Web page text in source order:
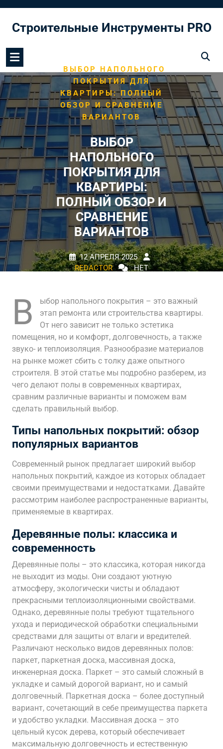
содержимому
Строительные Инструменты PRO
ВЫБОР НАПОЛЬНОГО
ПОКРЫТИЯ ДЛЯ
КВАРТИРЫ: ПОЛНЫЙ
ОБЗОР И СРАВНЕНИЕ
ВАРИАНТОВ
ВЫБОР
НАПОЛЬНОГО
ПОКРЫТИЯ ДЛЯ
КВАРТИРЫ:
ПОЛНЫЙ ОБЗОР И
СРАВНЕНИЕ
ВАРИАНТОВ
12 АПРЕЛЯ 2025
REDACTOR
НЕТ
В
ыбор напольного покрытия – это важный
этап ремонта или строительства квартиры.
От него зависит не только эстетика
помещения, но и комфорт, долговечность, а также
звуко- и теплоизоляция. Разнообразие материалов
на рынке может сбить с толку даже опытного
строителя. В этой статье мы подробно разберем, из
чего делают полы в современных квартирах,
сравним различные варианты и поможем вам
сделать правильный выбор.
Типы напольных покрытий: обзор
популярных вариантов
Современный рынок предлагает широкий выбор
напольных покрытий, каждое из которых обладает
своими преимуществами и недостатками. Давайте
рассмотрим наиболее распространенные варианты,
применяемые в квартирах.
Деревянные полы: классика и
современность
Деревянные полы – это классика, которая никогда
не выходит из моды. Они создают уютную
атмосферу, экологически чисты и обладают
прекрасными теплоизоляционными свойствами.
Однако, деревянные полы требуют тщательного
ухода и периодической обработки специальными
средствами для защиты от влаги и вредителей.
Различают несколько видов деревянных полов:
паркет, паркетная доска, массивная доска,
инженерная доска. Паркет – это самый сложный в
укладке и самый дорогой вариант, но и самый
долговечный. Паркетная доска – более доступный
вариант, сочетающий в себе преимущества паркета
и удобство укладки. Массивная доска – это
цельный кусок дерева, который обеспечивает
максимальную долговечность и естественную